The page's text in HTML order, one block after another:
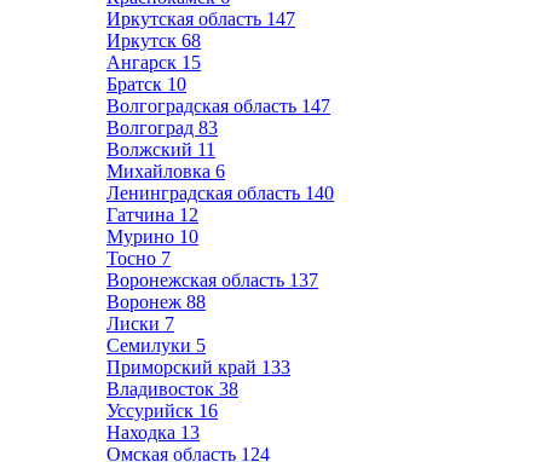
Иркутская область 147
Иркутск 68
Ангарск 15
Братск 10
Волгоградская область 147
Волгоград 83
Волжский 11
Михайловка 6
Ленинградская область 140
Гатчина 12
Мурино 10
Тосно 7
Воронежская область 137
Воронеж 88
Лиски 7
Семилуки 5
Приморский край 133
Владивосток 38
Уссурийск 16
Находка 13
Омская область 124